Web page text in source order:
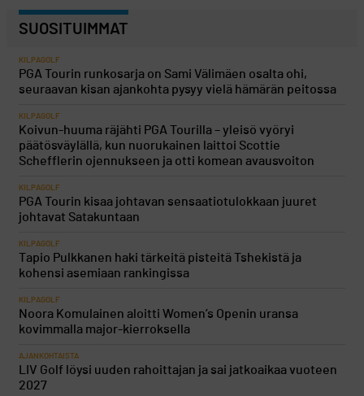
SUOSITUIMMAT
KILPAGOLF
PGA Tourin runkosarja on Sami Välimäen osalta ohi,
seuraavan kisan ajankohta pysyy vielä hämärän peitossa
KILPAGOLF
Koivun-huuma räjähti PGA Tourilla – yleisö vyöryi
päätösväylällä, kun nuorukainen laittoi Scottie
Schefflerin ojennukseen ja otti komean avausvoiton
KILPAGOLF
PGA Tourin kisaa johtavan sensaatiotulokkaan juuret
johtavat Satakuntaan
KILPAGOLF
Tapio Pulkkanen haki tärkeitä pisteitä Tshekistä ja
kohensi asemiaan rankingissa
KILPAGOLF
Noora Komulainen aloitti Women’s Openin uransa
kovimmalla major-kierroksella
AJANKOHTAISTA
LIV Golf löysi uuden rahoittajan ja sai jatkoaikaa vuoteen
2027